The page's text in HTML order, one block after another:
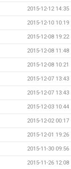
2015-12-12 14:35
2015-12-10 10:19
2015-12-08 19:22
2015-12-08 11:48
2015-12-08 10:21
2015-12-07 13:43
2015-12-07 13:43
2015-12-03 10:44
2015-12-02 00:17
2015-12-01 19:26
2015-11-30 09:56
2015-11-26 12:08